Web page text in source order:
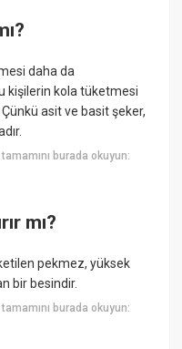
daha da
kişilerin kola tüketmesi
asit ve basit şeker,
tamamını burada okuyun:
mı?
pekmez, yüksek
bir besindir.
tamamını burada okuyun: